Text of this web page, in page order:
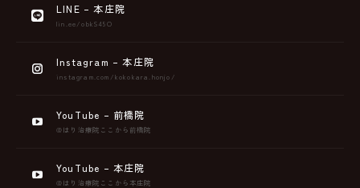
LINE – 本庄院
lin.ee/obkS45O
Instagram – 本庄院
instagram.com/kokokara.honjo/
YouTube – 前橋院
@はり治療院ここから前橋院
YouTube – 本庄院
@はり治療院ここから本庄院